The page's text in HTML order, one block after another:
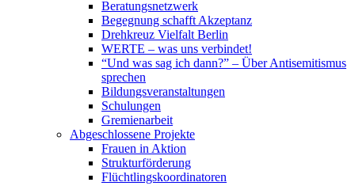
Beratungsnetzwerk
Begegnung schafft Akzeptanz
Drehkreuz Vielfalt Berlin
WERTE – was uns verbindet!
“Und was sag ich dann?” – Über Antisemitismus
sprechen
Bildungsveranstaltungen
Schulungen
Gremienarbeit
Abgeschlossene Projekte
Frauen in Aktion
Strukturförderung
Flüchtlingskoordinatoren